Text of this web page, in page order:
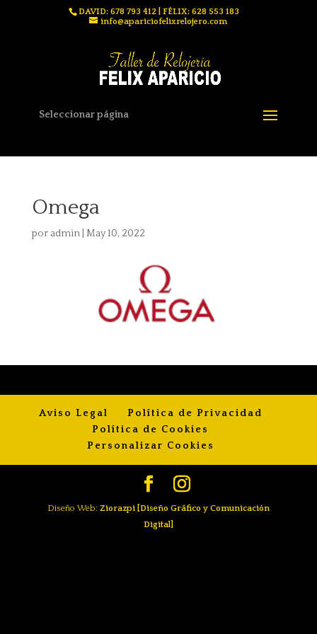
DAVID: 678 793 412 | FÉLIX: 628 553 183
info@apariciofelixrelojero.com
Seleccionar página
Omega
por admin| May 10, 2022
Aviso Legal
Política de Privacidad
Política de Cookies
Personalizar Cookies
Diseño Web: Ziorazpi [Diseño Gráfico y Comunicación
Digital]